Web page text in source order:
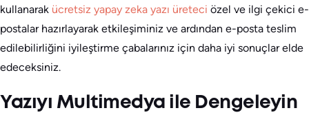
kullanarak ücretsiz yapay zeka yazı üreteci özel ve ilgi çekici e-
postalar hazırlayarak etkileşiminiz ve ardından e-posta teslim
edilebilirliğini iyileştirme çabalarınız için daha iyi sonuçlar elde
edeceksiniz.
Yazıyı Multimedya ile Dengeleyin